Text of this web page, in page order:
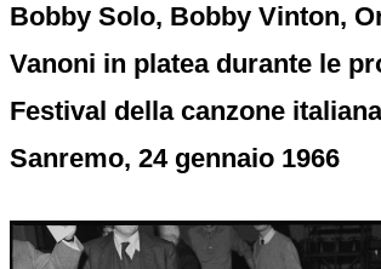
Bobby Solo, Bobby Vinton,
Vanoni in platea durante le
Festival della canzone
Sanremo, 24 gennaio 1966